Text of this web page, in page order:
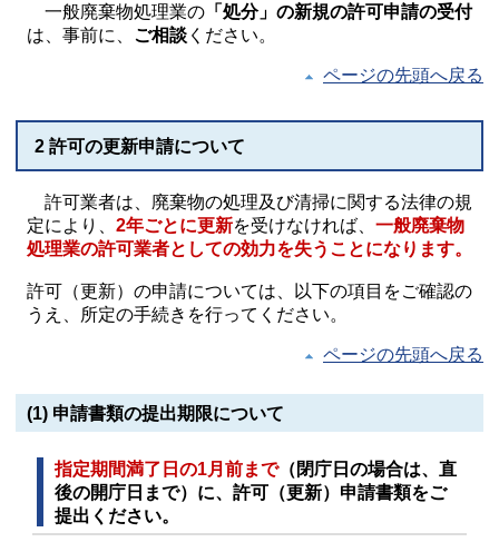
一般廃棄物処理業の 「処分」の新規の許可申請の受付
は、事前に、 ご相談 ください。
ページの先頭へ戻る
2 許可の更新申請について
許可業者は、廃棄物の処理及び清掃に関する法律の規
定により、 2年ごとに更新を受けなければ、 一般廃棄物
処理業の許可業者としての効力を失うことになります。
許可（更新）の申請については、以下の項目をご確認の
うえ、所定の手続きを行ってください。
ページの先頭へ戻る
(1) 申請書類の提出期限について
指定期間満了日の1月前まで（閉庁日の場合は、直
後の開庁日まで）に、許可（更新）申請書類をご
提出ください。